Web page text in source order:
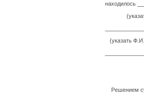
находилось
(указать,
(указать
Решением